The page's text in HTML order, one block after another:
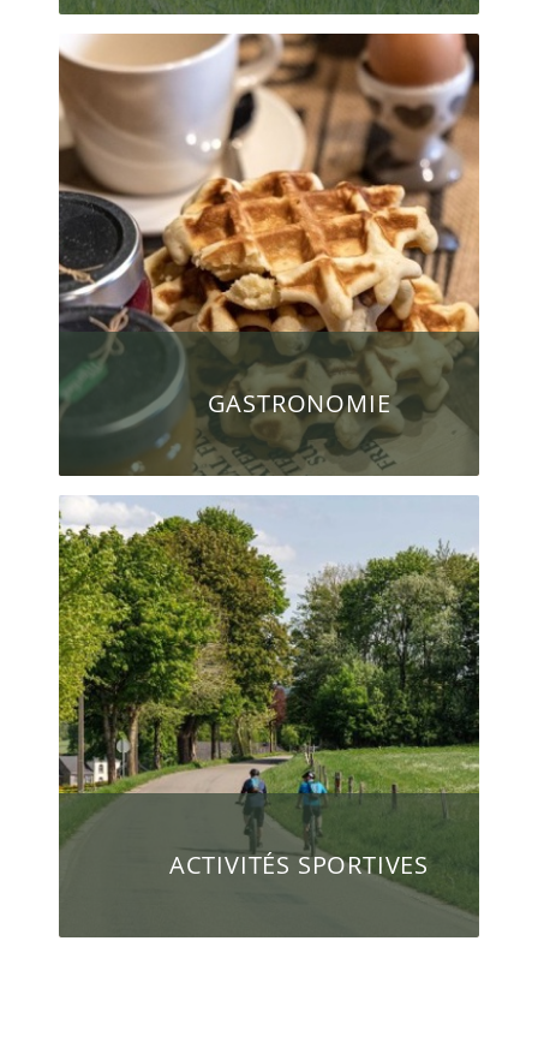
GASTRONOMIE
ACTIVITÉS SPORTIVES